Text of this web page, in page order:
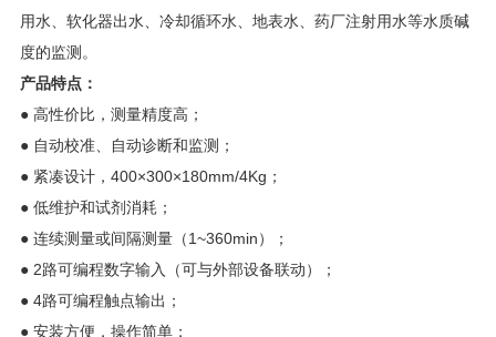
用水、软化器出水、冷却循环水、地表水、药厂注射用水等水质碱
度的监测。
产品特点：
● 高性价比，测量精度高；
● 自动校准、自动诊断和监测；
● 紧凑设计，400×300×180mm/4Kg；
● 低维护和试剂消耗；
● 连续测量或间隔测量（1~360min）；
● 2路可编程数字输入（可与外部设备联动）；
● 4路可编程触点输出；
● 安装方便，操作简单；